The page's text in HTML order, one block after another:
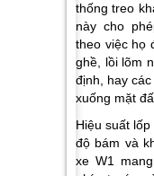
thống treo
này cho
theo việc họ
ghề, lồi lõm
định, hay
xuống mặt
Hiệu suất
độ bám và
xe W1